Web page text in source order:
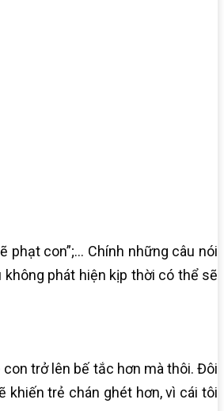
phạt con”;… Chính những câu nói
phát hiện kịp thời có thể sẽ
trở lên bế tắc hơn mà thôi. Đôi
khiến trẻ chán ghét hơn, vì cái tôi